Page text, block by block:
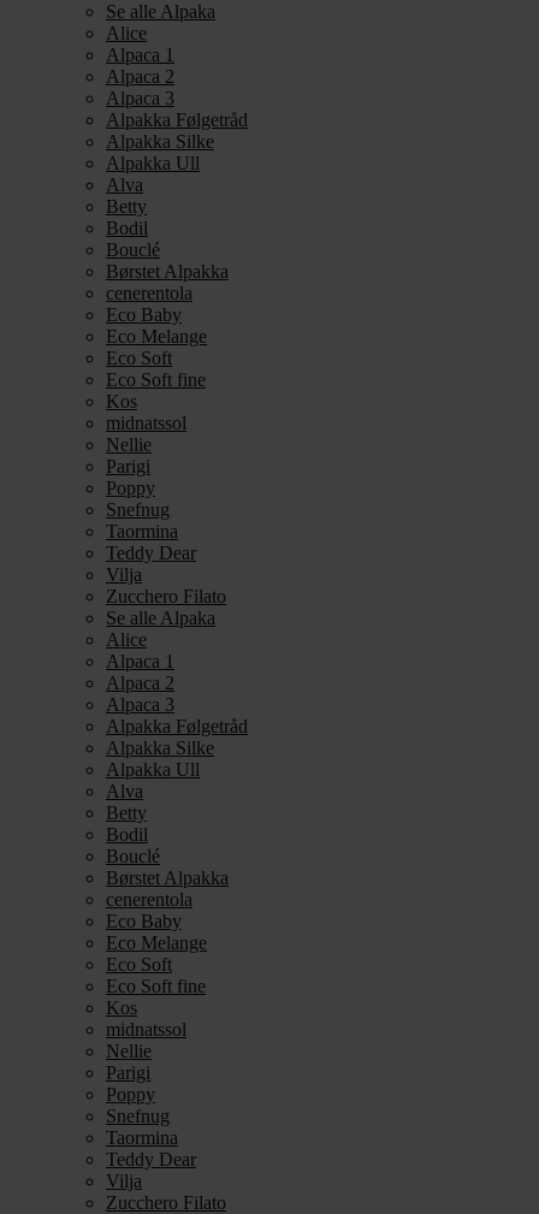
Se alle Alpaka
Alice
Alpaca 1
Alpaca 2
Alpaca 3
Alpakka Følgetråd
Alpakka Silke
Alpakka Ull
Alva
Betty
Bodil
Bouclé
Børstet Alpakka
cenerentola
Eco Baby
Eco Melange
Eco Soft
Eco Soft fine
Kos
midnatssol
Nellie
Parigi
Poppy
Snefnug
Taormina
Teddy Dear
Vilja
Zucchero Filato
Se alle Alpaka
Alice
Alpaca 1
Alpaca 2
Alpaca 3
Alpakka Følgetråd
Alpakka Silke
Alpakka Ull
Alva
Betty
Bodil
Bouclé
Børstet Alpakka
cenerentola
Eco Baby
Eco Melange
Eco Soft
Eco Soft fine
Kos
midnatssol
Nellie
Parigi
Poppy
Snefnug
Taormina
Teddy Dear
Vilja
Zucchero Filato